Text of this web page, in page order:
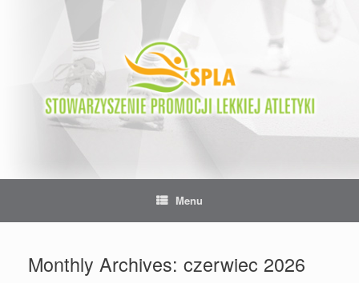
Menu
Monthly Archives: czerwiec 2026